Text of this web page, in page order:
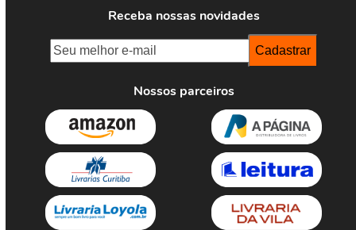
Receba nossas novidades
Nossos parceiros